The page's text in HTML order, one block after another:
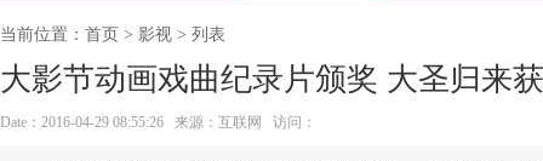
当前位置： 首页 > 影视 > 列表
大影节动画戏曲纪录片颁奖 大圣归来
Date：2016-04-29 08:55:26 来源：互联网 访问：